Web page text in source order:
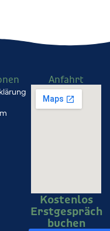
Anfahrt
Kostenlos
Erstgespräch
buchen